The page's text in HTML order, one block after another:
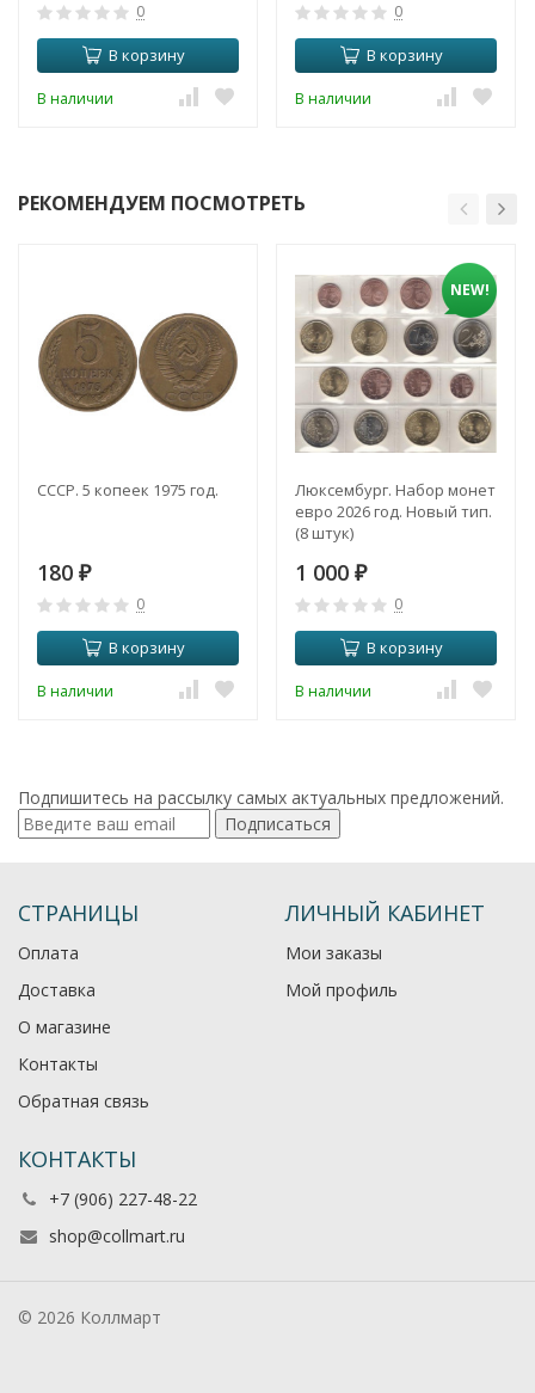
0
В корзину
В наличии
0
В корзину
В наличии
РЕКОМЕНДУЕМ ПОСМОТРЕТЬ
СССР. 5 копеек 1975 год.
180 ₽
0
В корзину
В наличии
NEW!
Люксембург. Набор монет
евро 2026 год. Новый тип.
(8 штук)
1 000 ₽
0
В корзину
В наличии
Подпишитесь на рассылку самых актуальных предложений.
Подписаться
СТРАНИЦЫ
Оплата
Доставка
О магазине
Контакты
Обратная связь
ЛИЧНЫЙ КАБИНЕТ
Мои заказы
Мой профиль
КОНТАКТЫ
+7 (906) 227-48-22
shop@collmart.ru
© 2026 Коллмарт